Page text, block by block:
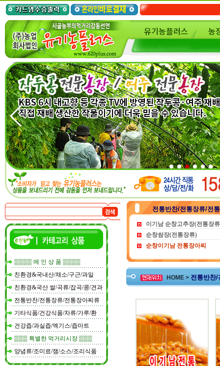
유기농플러스 농
▒▒▒▒ 메 인 상 품 ▒▒▒▒
친환경&국내산/채소/구근/과일
친환경&국산 쌀/곡류/잡곡/콩/견과
전통반찬/전통장류/전통장아찌류
기타식품/건강식품/차류/가루/환
건강즙/과실즙/엑기스/즙마트
▒▒▒ 특별한 먹거리시장 ▒▒▒
양념류/조미료/잼/소스/조리식품
전통반찬/전통장류/전
이기남 순창고추장(전통장
순창쌈장(전통장류)
순창이기남 전통장아찌
HOME > 전통반찬